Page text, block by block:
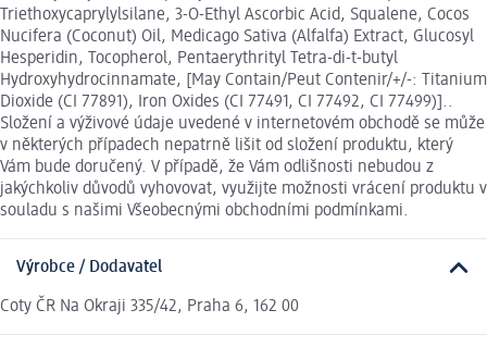
Triethoxycaprylylsilane, 3-O-Ethyl Ascorbic Acid, Squalene, Cocos
Nucifera (Coconut) Oil, Medicago Sativa (Alfalfa) Extract, Glucosyl
Hesperidin, Tocopherol, Pentaerythrityl Tetra-di-t-butyl
Hydroxyhydrocinnamate, [May Contain/Peut Contenir/+/-: Titanium
Dioxide (CI 77891), Iron Oxides (CI 77491, CI 77492, CI 77499)]..
Složení a výživové údaje uvedené v internetovém obchodě se může
v některých případech nepatrně lišit od složení produktu, který
Vám bude doručený. V případě, že Vám odlišnosti nebudou z
jakýchkoliv důvodů vyhovovat, využijte možnosti vrácení produktu v
souladu s našimi Všeobecnými obchodními podmínkami.
Výrobce / Dodavatel
Coty ČR Na Okraji 335/42, Praha 6, 162 00